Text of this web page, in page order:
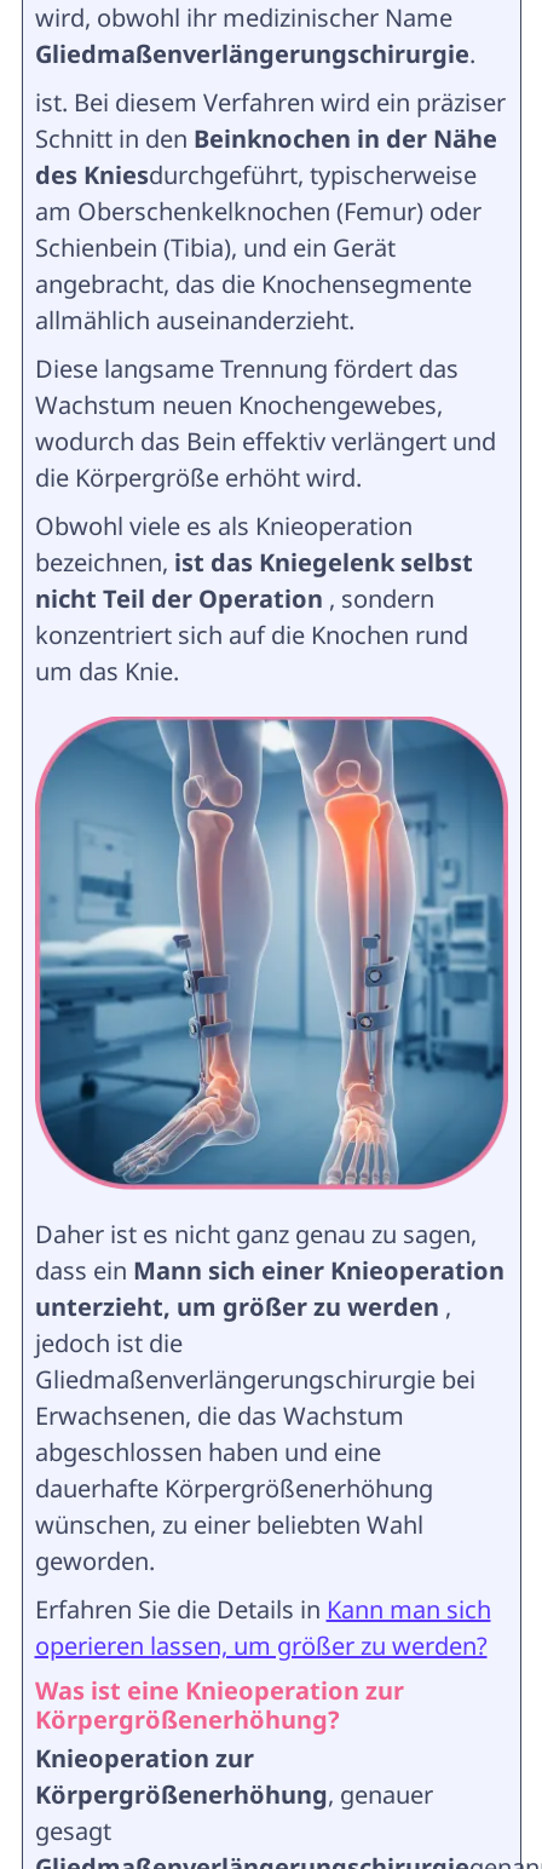
wird, obwohl ihr medizinischer Name
Gliedmaßenverlängerungschirurgie.
ist. Bei diesem Verfahren wird ein präziser
Schnitt in den Beinknochen in der Nähe
des Kniesdurchgeführt, typischerweise
am Oberschenkelknochen (Femur) oder
Schienbein (Tibia), und ein Gerät
angebracht, das die Knochensegmente
allmählich auseinanderzieht.
Diese langsame Trennung fördert das
Wachstum neuen Knochengewebes,
wodurch das Bein effektiv verlängert und
die Körpergröße erhöht wird.
Obwohl viele es als Knieoperation
bezeichnen, ist das Kniegelenk selbst
nicht Teil der Operation , sondern
konzentriert sich auf die Knochen rund
um das Knie.
Daher ist es nicht ganz genau zu sagen,
dass ein Mann sich einer Knieoperation
unterzieht, um größer zu werden ,
jedoch ist die
Gliedmaßenverlängerungschirurgie bei
Erwachsenen, die das Wachstum
abgeschlossen haben und eine
dauerhafte Körpergrößenerhöhung
wünschen, zu einer beliebten Wahl
geworden.
Erfahren Sie die Details in Kann man sich
operieren lassen, um größer zu werden?
Was ist eine Knieoperation zur
Körpergrößenerhöhung?
Knieoperation zur
Körpergrößenerhöhung, genauer
gesagt